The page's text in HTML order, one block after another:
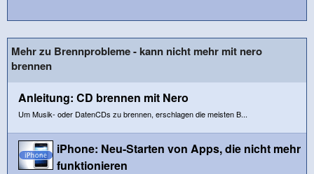
Mehr zu Brennprobleme - kann nicht mehr mit nero
brennen
Anleitung: CD brennen mit Nero
Um Musik- oder DatenCDs zu brennen, erschlagen die meisten B...
iPhone: Neu-Starten von Apps, die nicht mehr
funktionieren